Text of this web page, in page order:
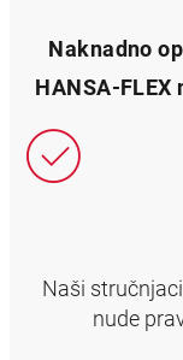
Naknadno
Naši
nude